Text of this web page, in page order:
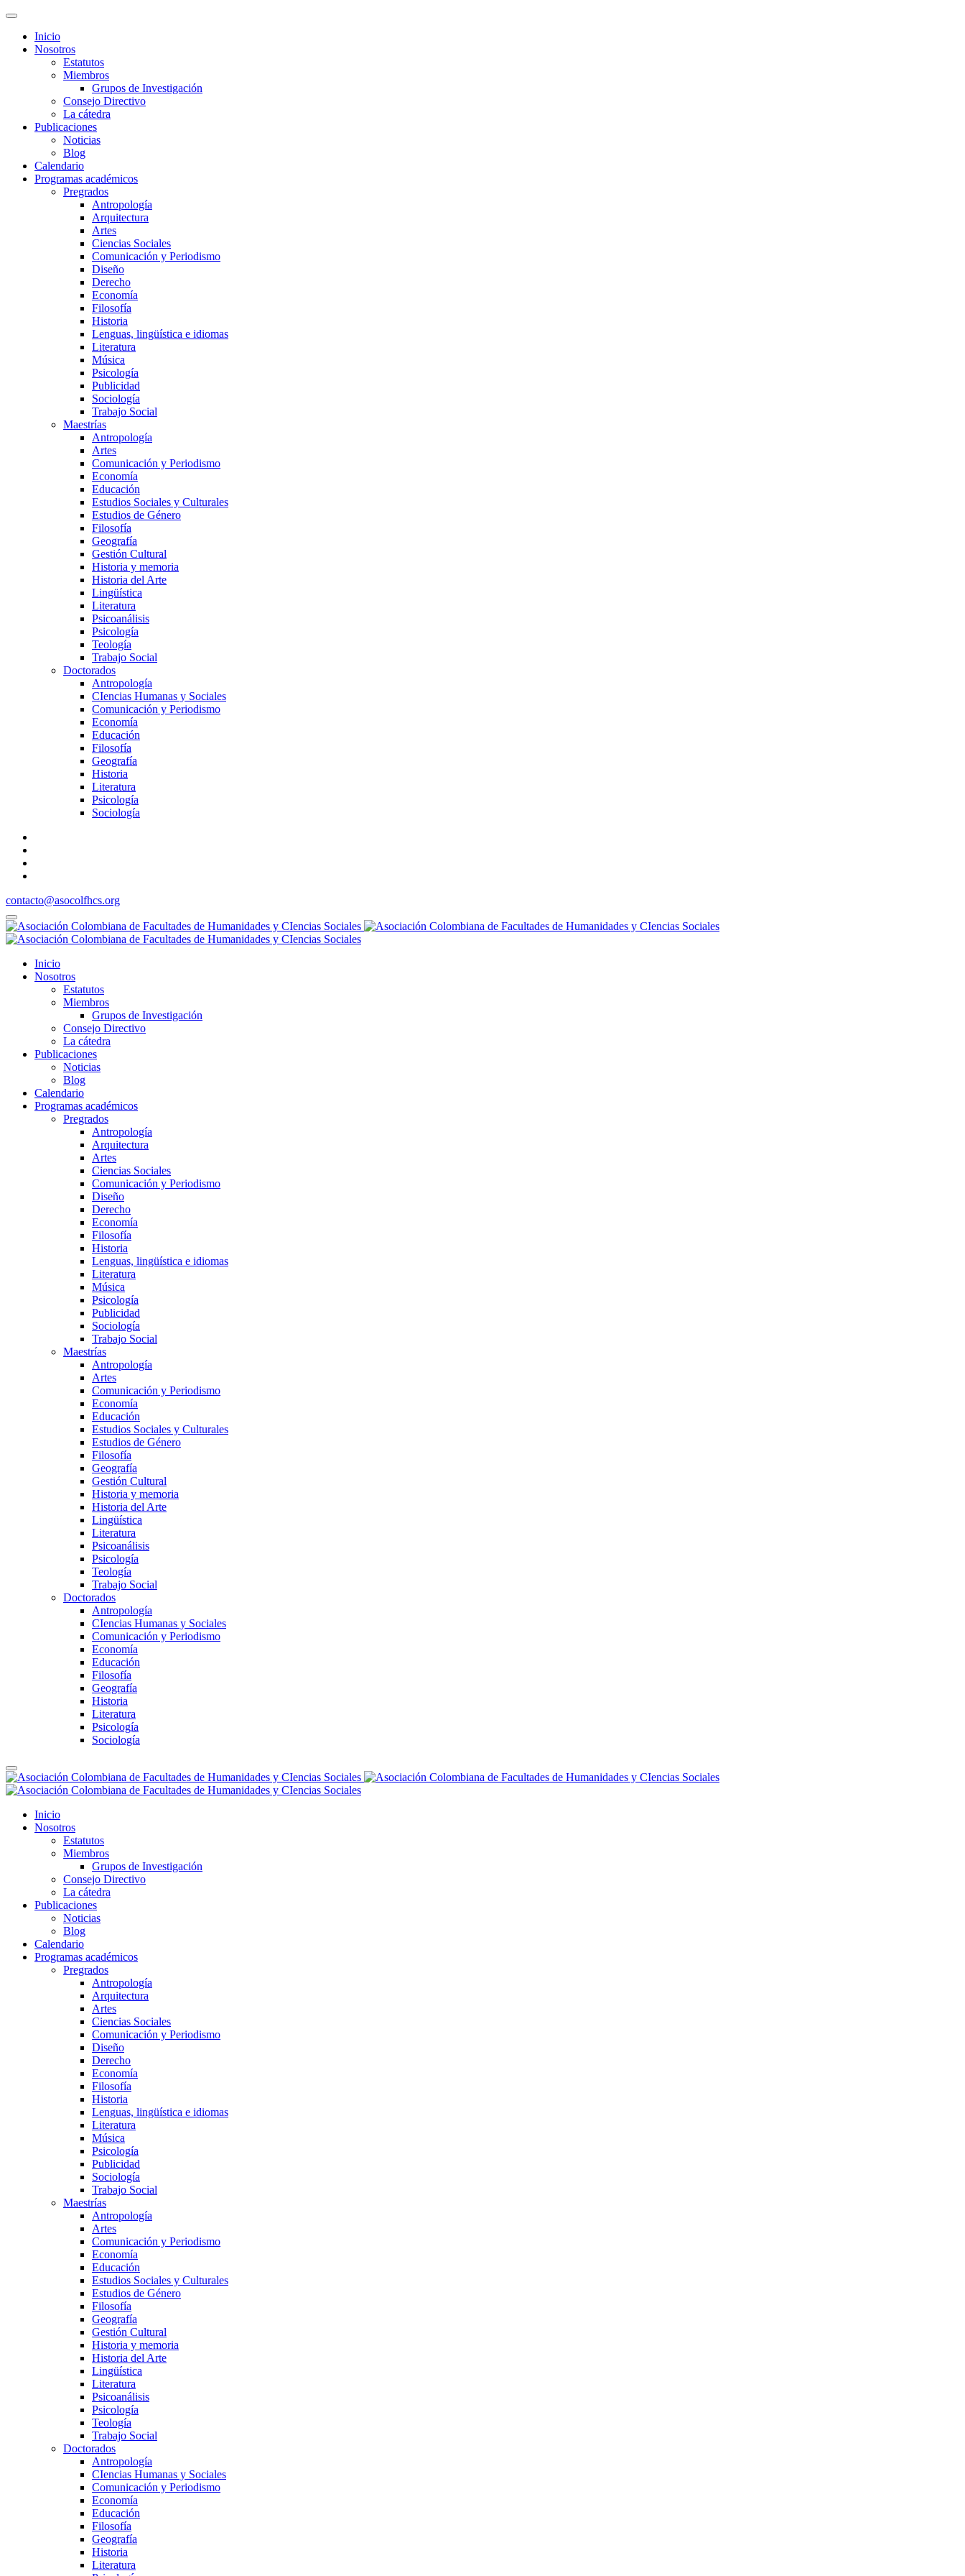
Inicio
Nosotros
Estatutos
Miembros
Grupos de Investigación
Consejo Directivo
La cátedra
Publicaciones
Noticias
Blog
Calendario
Programas académicos
Pregrados
Antropología
Arquitectura
Artes
Ciencias Sociales
Comunicación y Periodismo
Diseño
Derecho
Economía
Filosofía
Historia
Lenguas, lingüística e idiomas
Literatura
Música
Psicología
Publicidad
Sociología
Trabajo Social
Maestrías
Antropología
Artes
Comunicación y Periodismo
Economía
Educación
Estudios Sociales y Culturales
Estudios de Género
Filosofía
Geografía
Gestión Cultural
Historia y memoria
Historia del Arte
Lingüística
Literatura
Psicoanálisis
Psicología
Teología
Trabajo Social
Doctorados
Antropología
CIencias Humanas y Sociales
Comunicación y Periodismo
Economía
Educación
Filosofía
Geografía
Historia
Literatura
Psicología
Sociología
contacto@asocolfhcs.org
Inicio
Nosotros
Estatutos
Miembros
Grupos de Investigación
Consejo Directivo
La cátedra
Publicaciones
Noticias
Blog
Calendario
Programas académicos
Pregrados
Antropología
Arquitectura
Artes
Ciencias Sociales
Comunicación y Periodismo
Diseño
Derecho
Economía
Filosofía
Historia
Lenguas, lingüística e idiomas
Literatura
Música
Psicología
Publicidad
Sociología
Trabajo Social
Maestrías
Antropología
Artes
Comunicación y Periodismo
Economía
Educación
Estudios Sociales y Culturales
Estudios de Género
Filosofía
Geografía
Gestión Cultural
Historia y memoria
Historia del Arte
Lingüística
Literatura
Psicoanálisis
Psicología
Teología
Trabajo Social
Doctorados
Antropología
CIencias Humanas y Sociales
Comunicación y Periodismo
Economía
Educación
Filosofía
Geografía
Historia
Literatura
Psicología
Sociología
Inicio
Nosotros
Estatutos
Miembros
Grupos de Investigación
Consejo Directivo
La cátedra
Publicaciones
Noticias
Blog
Calendario
Programas académicos
Pregrados
Antropología
Arquitectura
Artes
Ciencias Sociales
Comunicación y Periodismo
Diseño
Derecho
Economía
Filosofía
Historia
Lenguas, lingüística e idiomas
Literatura
Música
Psicología
Publicidad
Sociología
Trabajo Social
Maestrías
Antropología
Artes
Comunicación y Periodismo
Economía
Educación
Estudios Sociales y Culturales
Estudios de Género
Filosofía
Geografía
Gestión Cultural
Historia y memoria
Historia del Arte
Lingüística
Literatura
Psicoanálisis
Psicología
Teología
Trabajo Social
Doctorados
Antropología
CIencias Humanas y Sociales
Comunicación y Periodismo
Economía
Educación
Filosofía
Geografía
Historia
Literatura